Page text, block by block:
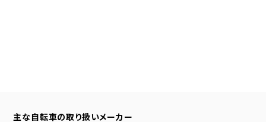
主な自転車の取り扱いメーカー